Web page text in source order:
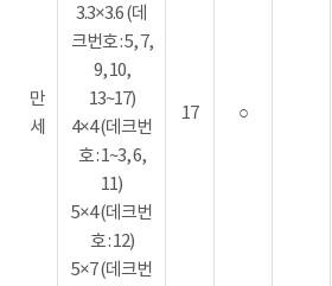
만
세
3.3×3.6 (데
크번호 : 5, 7,
9, 10,
13~17)
4×4 (데크번
호 : 1~3, 6,
11)
5×4 (데크번
호 : 12)
5×7 (데크번
17 ○